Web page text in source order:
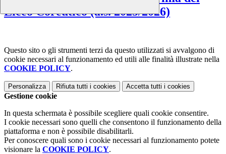
Liceo Coreutico (a.s. 2025/2026)
Questo sito o gli strumenti terzi da questo utilizzati si avvalgono di
cookie necessari al funzionamento ed utili alle finalità illustrate nella
COOKIE POLICY.
Personalizza Rifiuta tutti i cookies Accetta tutti i cookies
Gestione cookie
In questa schermata è possibile scegliere quali cookie consentire.
I cookie necessari sono quelli che consentono il funzionamento della
piattaforma e non è possibile disabilitarli.
Per conoscere quali sono i cookie necessari al funzionamento potete
visionare la COOKIE POLICY.